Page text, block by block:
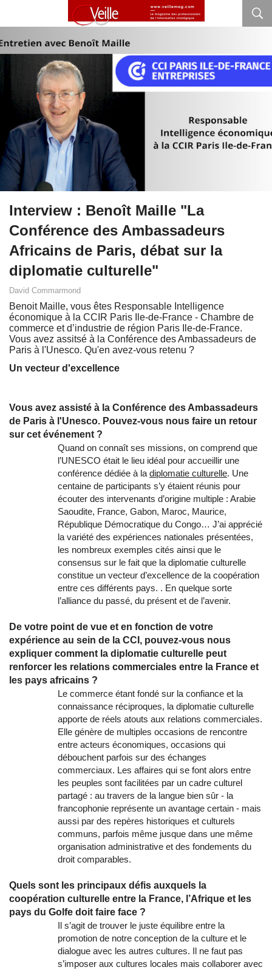
Interview : Benoît Maille "La
Conférence des Ambassadeurs
Africains de Paris, débat sur la
diplomatie culturelle"
David Commarmond
Benoit Maille, vous êtes Responsable Intelligence
économique à la CCIR Paris Ile-de-France - Chambre de
commerce et d’industrie de région Paris Ile-de-France.
Vous avez assitsé à la Conférence des Ambassadeurs de
Paris à l'Unesco. Qu'en avez-vous retenu ?
Un vecteur d'excellence
Vous avez assisté à la Conférence des Ambassadeurs
de Paris à l'Unesco. Pouvez-vous nous faire un retour
sur cet événement ?
Quand on connaît ses missions, on comprend que
l’UNESCO était le lieu idéal pour accueillir une
conférence dédiée à la diplomatie culturelle. Une
centaine de participants s’y étaient réunis pour
écouter des intervenants d’origine multiple : Arabie
Saoudite, France, Gabon, Maroc, Maurice,
République Démocratique du Congo… J’ai apprécié
la variété des expériences nationales présentées,
les nombreux exemples cités ainsi que le
consensus sur le fait que la diplomatie culturelle
constitue un vecteur d’excellence de la coopération
entre ces différents pays. . En quelque sorte
l’alliance du passé, du présent et de l’avenir.
De votre point de vue et en fonction de votre
expérience au sein de la CCI, pouvez-vous nous
expliquer comment la diplomatie culturelle peut
renforcer les relations commerciales entre la France et
les pays africains ?
Le commerce étant fondé sur la confiance et la
connaissance réciproques, la diplomatie culturelle
apporte de réels atouts aux relations commerciales.
Elle génère de multiples occasions de rencontre
entre acteurs économiques, occasions qui
débouchent parfois sur des échanges
commerciaux. Les affaires qui se font alors entre
les peuples sont facilitées par un cadre culturel
partagé : au travers de la langue bien sûr - la
francophonie représente un avantage certain - mais
aussi par des repères historiques et culturels
communs, parfois même jusque dans une même
organisation administrative et des fondements du
droit comparables.
Quels sont les principaux défis auxquels la
coopération culturelle entre la France, l’Afrique et les
pays du Golfe doit faire face ?
Il s’agit de trouver le juste équilibre entre la
promotion de notre conception de la culture et le
dialogue avec les autres cultures. Il ne faut pas
s’imposer aux cultures locales mais collaborer avec